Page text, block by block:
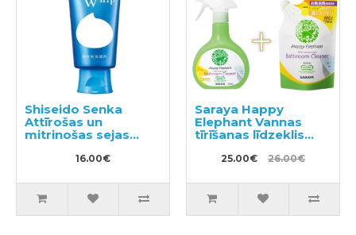
Shiseido Senka
Attīrošas un
mitrinošas sejas
16.00€
Saraya Happy
Elephant Vannas
tīrīšanas līdzeklis
400ml + pildviela
350ml25.00€ 26.00€